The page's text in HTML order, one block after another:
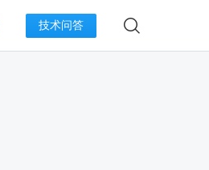
技术问答